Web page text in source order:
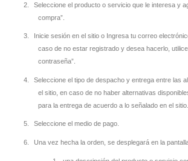
2.
Seleccione el producto o servicio que le interesa y
compra”.
3.
Inicie sesión en el sitio o Ingresa tu correo
caso de no estar registrado y desea hacerlo,
contraseña”.
4.
Seleccione el tipo de despacho y entrega entre las
el sitio, en caso de no haber alternativas
para la entrega de acuerdo a lo señalado en el sitio.
5. Seleccione el medio de pago.
6. Una vez hecha la orden, se desplegará en la